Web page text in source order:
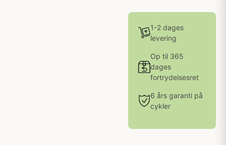
1-2 dages
levering
Op til 365
dages
fortrydelsesret
6 års garanti på
cykler